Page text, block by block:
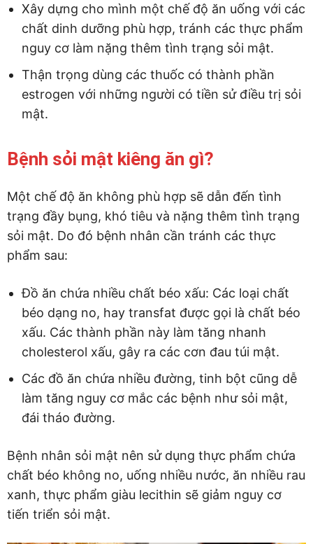
Xây dựng cho mình một chế độ ăn uống với các
chất dinh dưỡng phù hợp, tránh các thực phẩm
nguy cơ làm nặng thêm tình trạng sỏi mật.
Thận trọng dùng các thuốc có thành phần
estrogen với những người có tiền sử điều trị sỏi
mật.
Bệnh sỏi mật kiêng ăn gì?
Một chế độ ăn không phù hợp sẽ dẫn đến tình
trạng đầy bụng, khó tiêu và nặng thêm tình trạng
sỏi mật. Do đó bệnh nhân cần tránh các thực
phẩm sau:
Đồ ăn chứa nhiều chất béo xấu: Các loại chất
béo dạng no, hay transfat được gọi là chất béo
xấu. Các thành phần này làm tăng nhanh
cholesterol xấu, gây ra các cơn đau túi mật.
Các đồ ăn chứa nhiều đường, tinh bột cũng dễ
làm tăng nguy cơ mắc các bệnh như sỏi mật,
đái tháo đường.
Bệnh nhân sỏi mật nên sử dụng thực phẩm chứa
chất béo không no, uống nhiều nước, ăn nhiều rau
xanh, thực phẩm giàu lecithin sẽ giảm nguy cơ
tiến triển sỏi mật.